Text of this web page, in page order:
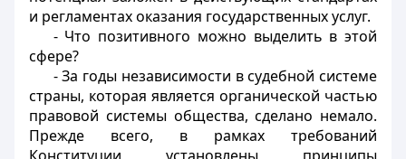
и регламентах оказания государственных услуг.
- Что позитивного можно выделить в этой
сфере?
- За годы независимости в судебной системе
страны, которая является органической частью
правовой системы общества, сделано немало.
Прежде всего, в рамках требований